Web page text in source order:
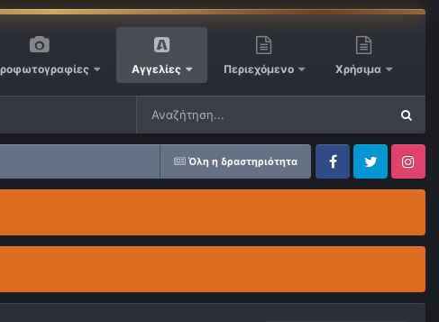
Αγγελίες Περιεχόμενο Χρήσιμα
Όλη η δραστηριότητα
FacebookTwitter Instagram